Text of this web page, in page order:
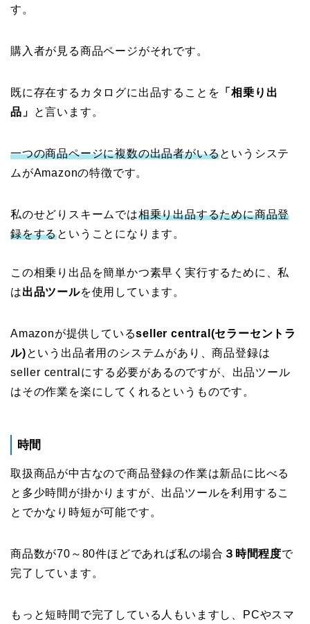
す。
購入者が見る商品ページがそれです。
既に存在するカタログに出品することを 「相乗り出
品」
と言います。
一つの商品ページに複数の出品者がいるというシステ
ムがAmazonの特徴です。
私のせどりスキームでは相乗り出品するために商品登
録をするということになります。
この相乗り出品を簡単かつ素早く実行するために、私
は出品ツールを使用しています。
Amazonが提供しているseller central(セラーセントラ
ル)という出品者用のシステムがあり、商品登録は
seller centralにする必要があるのですが、出品ツール
はその作業を楽にしてくれるというものです。
時間
取扱商品が中古なので商品登録の作業は新品に比べる
と多少時間が掛かりますが、出品ツールを利用するこ
とでかなり時短が可能です。
商品数が70～80件ほどであれば私の場合 ３時間程度で
完了しています。
もっと短時間で完了している人もいますし、PCやスマ